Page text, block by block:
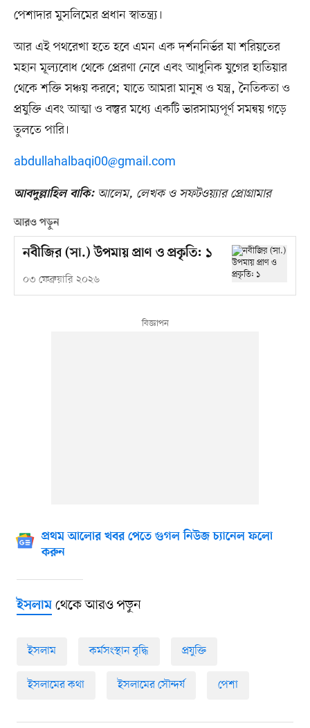
পেশাদার মুসলিমের প্রধান স্বাতন্ত্র্য।
আর এই পথরেখা হতে হবে এমন এক দর্শননির্ভর যা শরিয়তের
মহান মূল্যবোধ থেকে প্রেরণা নেবে এবং আধুনিক যুগের হাতিয়ার
থেকে শক্তি সঞ্চয় করবে; যাতে আমরা মানুষ ও যন্ত্র, নৈতিকতা ও
প্রযুক্তি এবং আত্মা ও বস্তুর মধ্যে একটি ভারসাম্যপূর্ণ সমন্বয় গড়ে
তুলতে পারি।
abdullahalbaqi00@gmail.com
আবদুল্লাহিল বাকি:আলেম, লেখক ও সফটওয়্যার প্রোগ্রামার
আরও পড়ুন
নবীজির (সা.) উপমায় প্রাণ ও প্রকৃতি: ১
০৩ ফেব্রুয়ারি ২০২৬
প্রথম আলোর খবর পেতে গুগল নিউজ চ্যানেল ফলো
করুন
ইসলামথেকে আরও পড়ুন
ইসলাম কর্মসংস্থান বৃদ্ধি প্রযুক্তি
ইসলামের কথা ইসলামের সৌন্দর্য পেশা